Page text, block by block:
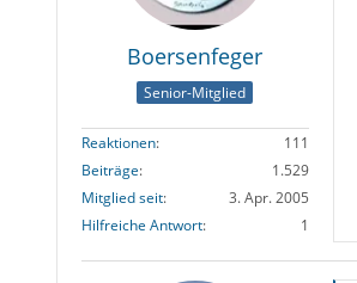
Boersenfeger
Senior-Mitglied
Reaktionen
111
Beiträge
1.529
Mitglied seit
3. Apr. 2005
Hilfreiche Antwort
1